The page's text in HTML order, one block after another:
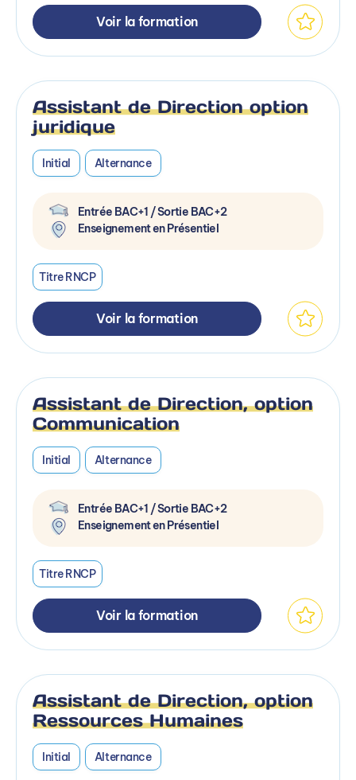
Voir la formation
Assistant de Direction option
juridique
Initial Alternance
Entrée BAC+1 / Sortie BAC+2
Enseignement en Présentiel
Titre RNCP
Voir la formation
Assistant de Direction, option
Communication
Initial Alternance
Entrée BAC+1 / Sortie BAC+2
Enseignement en Présentiel
Titre RNCP
Voir la formation
Assistant de Direction, option
Ressources Humaines
Initial Alternance